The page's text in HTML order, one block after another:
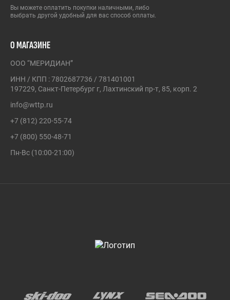
Вы можете оплатить покупки наличными, либо
выбрать другой удобный для вас способ оплаты.
О МАГАЗИНЕ
ООО “МЕРИДИАН”
ИНН / КПП : 7802687736 / 781401001
197229, Санкт-Петербург г, Лахтинский пр-т, 85, корп. 2
info@wttp.ru
+7 (812) 220-55-74
+7 (800) 550-48-71
Пн-Вс (10:00-21:00)